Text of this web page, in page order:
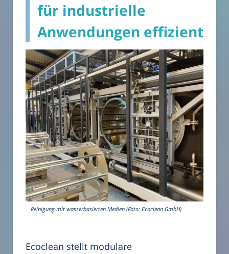
für industrielle
Anwendungen effizient
Reinigung mit wasserbasierten Medien (Foto: Ecoclean GmbH)
Ecoclean stellt modulare